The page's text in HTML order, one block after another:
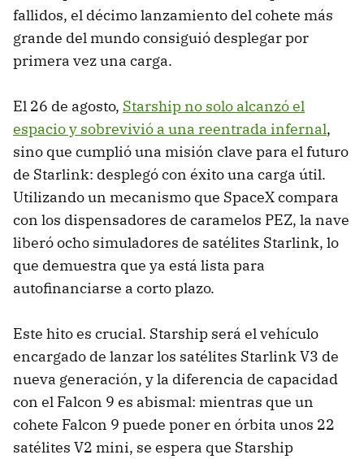
fallidos, el décimo lanzamiento del cohete más
grande del mundo consiguió desplegar por
primera vez una carga.
El 26 de agosto, Starship no solo alcanzó el
espacio y sobrevivió a una reentrada infernal,
sino que cumplió una misión clave para el futuro
de Starlink: desplegó con éxito una carga útil.
Utilizando un mecanismo que SpaceX compara
con los dispensadores de caramelos PEZ, la nave
liberó ocho simuladores de satélites Starlink, lo
que demuestra que ya está lista para
autofinanciarse a corto plazo.
Este hito es crucial. Starship será el vehículo
encargado de lanzar los satélites Starlink V3 de
nueva generación, y la diferencia de capacidad
con el Falcon 9 es abismal: mientras que un
cohete Falcon 9 puede poner en órbita unos 22
satélites V2 mini, se espera que Starship